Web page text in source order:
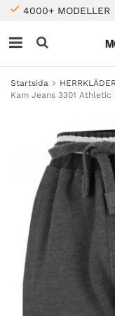
4000+ MODELLER
Startsida
Kam Jeans 3301